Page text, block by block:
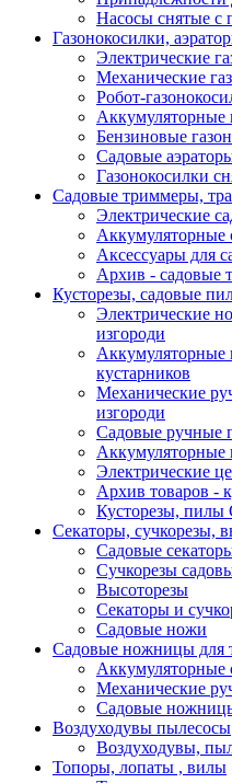
Насосы снятые с
Газонокосилки,
Электрические
Механические
Робот-
Аккумуляторные
Бензиновые
Садовые
Газонокосилки
Садовые триммеры,
Электрические
Аккумуляторные
Аксессуары для
Архив - садовые
Кусторезы, садовые
Электрические
изгороди
Аккумуляторные
кустарников
Механические
изгороди
Садовые ручные
Электрические
Архив товаров -
Кусторезы, пилы
Секаторы, сучкорезы,
Садовые
Сучкорезы
Высоторезы
Секаторы и
Садовые ножи
Садовые ножницы для
Механические
Садовые
Воздуходувы пылесосы
Воздуходувы,
Топоры, лопаты , вилы